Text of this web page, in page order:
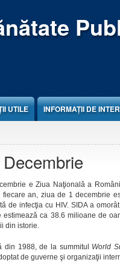
UTILE INFORMAȚII DE
e Ziua Naţională a
an, ziua de 1 decembrie
de infecţia cu HIV. SIDA a
ca 38.6 milioane de
din istorie.
din 1988, de la summitul World
de guverne şi organizaţii